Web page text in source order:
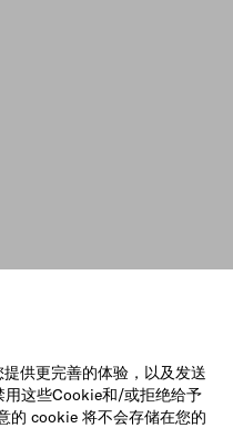
供更完善的体验，以及发送
这些Cookie和/或拒绝给予
的 cookie 将不会存储在您的